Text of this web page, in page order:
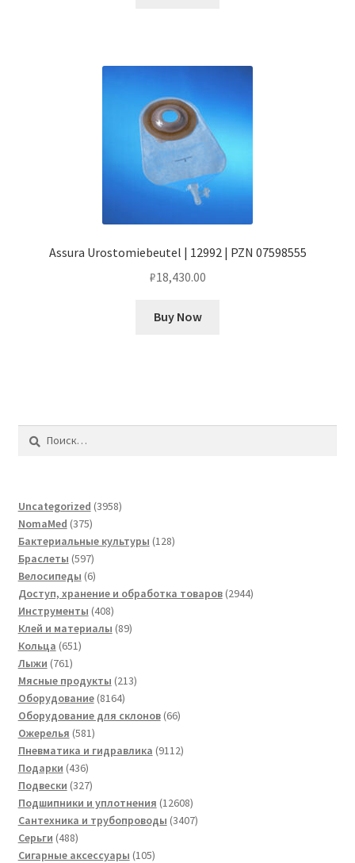
Assura Urostomiebeutel | 12992 | PZN 07598555
₽18,430.00
Buy Now
Найти:
Uncategorized 39583958
NomaMed 375375
товаров
Бактериальные культуры 128128
Браслеты 597597
товаров
Велосипеды 66
товаров
Доступ, хранение и обработка товаров 29442944
Инструменты 408408
товаров
Клей и материалы 8989
Кольца 651651
Лыжи 761761
товар
Мясные продукты 213213
Оборудование 81648164
товара
Оборудование для склонов 6666
Ожерелья 581581
товар
Пневматика и гидравлика 91129112
Подарки 436436
товаров
Подвески 327327
товаров
Подшипники и уплотнения 1260812608
товаров
Сантехника и трубопроводы 34073407
Серьги 488488
товаров
Сигарные аксессуары 105105